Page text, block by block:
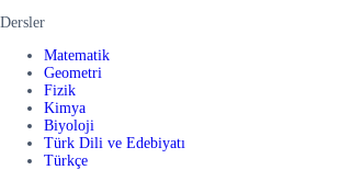
Dersler
Matematik
Geometri
Fizik
Kimya
Biyoloji
Türk Dili ve Edebiyatı
Türkçe